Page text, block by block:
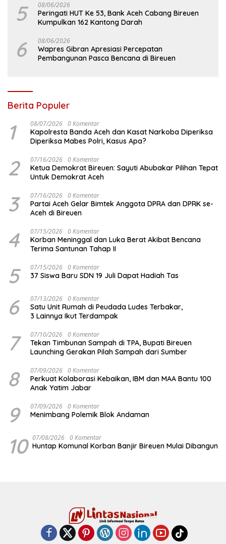
5 08/06/2026
Peringati HUT Ke 53, Bank Aceh Cabang Bireuen
Kumpulkan 162 Kantong Darah
6 08/06/2026
Wapres Gibran Apresiasi Percepatan
Pembangunan Pasca Bencana di Bireuen
Berita Populer
1 08/07/2026 0 Komentar
Kapolresta Banda Aceh dan Kasat Narkoba Diperiksa
Diperiksa Mabes Polri, Kasus Apa?
2 07/16/2026 0 Komentar
Ketua Demokrat Bireuen: Sayuti Abubakar Pilihan Tepat
Untuk Demokrat Aceh
3 07/16/2026 0 Komentar
Partai Aceh Gelar Bimtek Anggota DPRA dan DPRK se-
Aceh di Bireuen
4 07/15/2026 0 Komentar
Korban Meninggal dan Luka Berat Akibat Bencana
Terima Santunan Tahap II
5 07/15/2026 0 Komentar
37 Siswa Baru SDN 19 Juli Dapat Hadiah Tas
6 07/13/2026 0 Komentar
Satu Unit Rumah di Peudada Ludes Terbakar,
3 Lainnya Ikut Terdampak
7 07/10/2026 0 Komentar
Tekan Timbunan Sampah di TPA, Bupati Bireuen
Launching Gerakan Pilah Sampah dari Sumber
8 07/09/2026 0 Komentar
Perkuat Kolaborasi Kebaikan, IBM dan MAA Bantu 100
Anak Yatim Jabar
9 07/09/2026 0 Komentar
Menimbang Polemik Blok Andaman
10 07/08/2026 0 Komentar
Huntap Komunal Korban Banjir Bireuen Mulai Dibangun